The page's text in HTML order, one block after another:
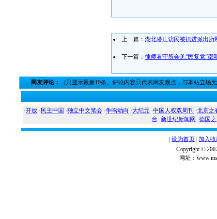
上一篇： 湖北潜江访民被抓进派出所
下一篇： 律师看守所会见“民复党”邵
网友评论： （只显示最新10条。评论内容只代表网友观点，与本站立场
·开放 · 民主中国 ·独立中文笔会 ·争鸣动向 ·大纪元 ·中国人权双周刊 ·北京之
台 ·新世纪新闻网 ·德国
设为首页 加入
Copyright ©
网址：